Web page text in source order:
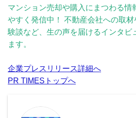
マンション売却や購入にまつわる情
やすく発信中！ 不動産会社への取
験談など、生の声を届けるインタビ
ます。
企業プレスリリース詳細へ
PR TIMESトップへ